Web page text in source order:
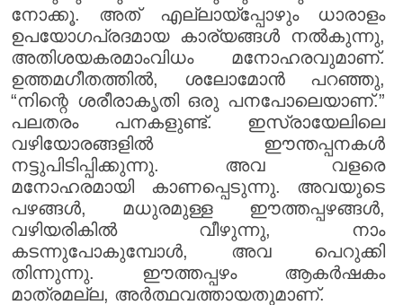
നോക്കൂ. അത് എല്ലായ്പ്പോഴും ധാരാളം
ഉപയോഗപ്രദമായ കാര്യങ്ങൾ നൽകുന്നു,
അതിശയകരമാംവിധം മനോഹരവുമാണ്.
ഉത്തമഗീതത്തിൽ, ശലോമോൻ പറഞ്ഞു,
“നിന്റെ ശരീരാകൃതി ഒരു പനപോലെയാണ്.”
പലതരം പനകളുണ്ട്. ഇസ്രായേലിലെ
വഴിയോരങ്ങളിൽ ഈന്തപ്പനകൾ
നട്ടുപിടിപ്പിക്കുന്നു. അവ വളരെ
മനോഹരമായി കാണപ്പെടുന്നു. അവയുടെ
പഴങ്ങൾ, മധുരമുള്ള ഈത്തപ്പഴങ്ങൾ,
വഴിയരികിൽ വീഴുന്നു, നാം
കടന്നുപോകുമ്പോൾ, അവ പെറുക്കി
തിന്നുന്നു. ഈത്തപ്പഴം ആകർഷകം
മാത്രമല്ല, അർത്ഥവത്തായതുമാണ്.